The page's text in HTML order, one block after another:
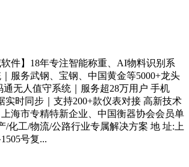
软件】18年专注智能称重、AI物料识别系
服务武钢、宝钢、中国黄金等5000+龙头
无人值守系统｜服务超28万用户 手机
实时同步｜支持200+款仪表对接 高新技术
海市专精特新企业、中国衡器协会会员单
/化工/物流/公路行业专属解决方案 地 址:上
号复...